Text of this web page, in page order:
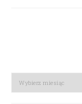
Archiwa